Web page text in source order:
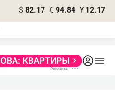
$ 82.17 € 94.84 ¥ 12.17